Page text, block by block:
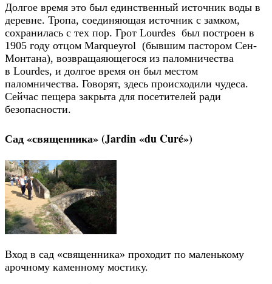
Долгое время это был единственный источник воды в
деревне. Тропа, соединяющая источник с замком,
сохранилась с тех пор. Грот Lourdes был построен в
1905 году отцом Marqueyrol (бывшим пастором Сен-
Монтана), возвращаяющегося из паломничества
в Lourdes, и долгое время он был местом
паломничества. Говорят, здесь происходили чудеса.
Сейчас пещера закрыта для посетителей ради
безопасности.
Сад «священника» (Jardin «du Curé»)
Вход в сад «священника» проходит по маленькому
арочному каменному мостику.